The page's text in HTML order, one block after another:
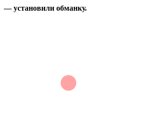
— установили обманку.